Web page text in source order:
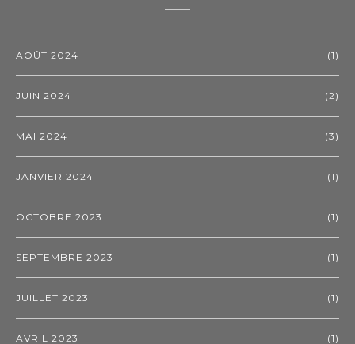
AOÛT 2024 (1)
JUIN 2024 (2)
MAI 2024 (3)
JANVIER 2024 (1)
OCTOBRE 2023 (1)
SEPTEMBRE 2023 (1)
JUILLET 2023 (1)
AVRIL 2023 (1)